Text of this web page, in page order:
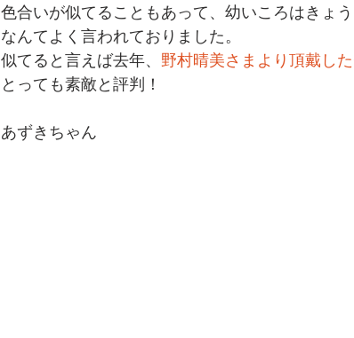
色合いが似てることもあって、幼いころはきょう
なんてよく言われておりました。
似てると言えば去年、 野村晴美さまより頂戴し
とっても素敵と評判！
あずきちゃん